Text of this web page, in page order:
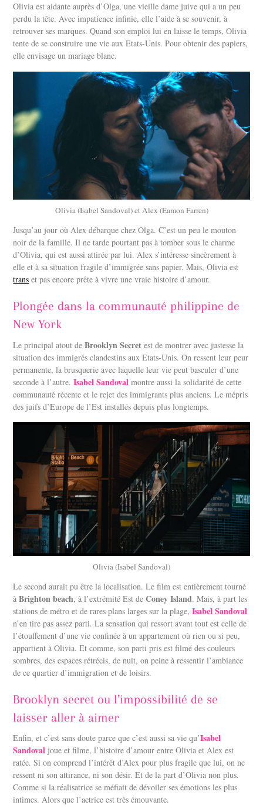
Olivia est aidante auprès d’Olga, une vieille dame juive qui a un peu
perdu la tête. Avec impatience infinie, elle l’aide à se souvenir, à
retrouver ses marques. Quand son emploi lui en laisse le temps, Olivia
tente de se construire une vie aux Etats-Unis. Pour obtenir des papiers,
elle envisage un mariage blanc.
Olivia (Isabel Sandoval) et Alex (Eamon Farren)
Jusqu’au jour où Alex débarque chez Olga. C’est un peu le mouton
noir de la famille. Il ne tarde pourtant pas à tomber sous le charme
d’Olivia, qui est aussi attirée par lui. Alex s’intéresse sincèrement à
elle et à sa situation fragile d’immigrée sans papier. Mais, Olivia est
trans et pas encore prête à vivre une vraie histoire d’amour.
Plongée dans la communauté philippine de
New York
Le principal atout deBrooklyn Secret est de montrer avec justesse la
situation des immigrés clandestins aux Etats-Unis. On ressent leur peur
permanente, la brusquerie avec laquelle leur vie peut basculer d’une
seconde à l’autre.Isabel Sandoval montre aussi la solidarité de cette
communauté récente et le rejet des immigrants plus anciens. Le mépris
des juifs d’Europe de l’Est installés depuis plus longtemps.
Olivia (Isabel Sandoval)
Le second aurait pu être la localisation. Le film est entièrement tourné
àBrighton beach, à l’extrémité Est deConey Island. Mais, à part les
stations de métro et de rares plans larges sur la plage,Isabel Sandoval
n’en tire pas assez parti. La sensation qui ressort avant tout est celle de
l’étouffement d’une vie confinée à un appartement où rien ou si peu,
appartient à Olivia. Et comme, son parti pris est filmé des couleurs
sombres, des espaces rétrécis, de nuit, on peine à ressentir l’ambiance
de ce quartier d’immigration et de loisirs.
Brooklyn secret ou l’impossibilité de se
laisser aller à aimer
Enfin, et c’est sans doute parce que c’est aussi sa vie qu’Isabel
Sandoval joue et filme, l’histoire d’amour entre Olivia et Alex est
ratée. Si on comprend l’intérêt d’Alex pour plus fragile que lui, on ne
ressent ni son attirance, ni son désir. Et de la part d’Olivia non plus.
Comme si la réalisatrice se méfiait de dévoiler ses émotions les plus
intimes. Alors que l’actrice est très émouvante.